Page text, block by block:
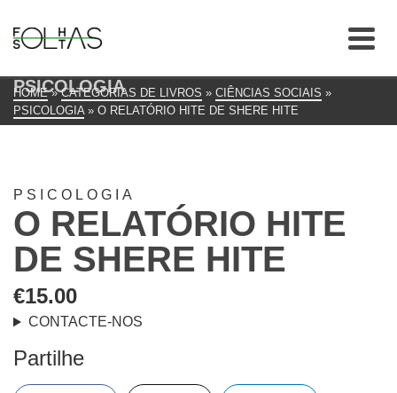
PSICOLOGIA
HOME » CATEGORIAS DE LIVROS » CIÊNCIAS SOCIAIS »
PSICOLOGIA » O RELATÓRIO HITE DE SHERE HITE
PSICOLOGIA
O RELATÓRIO HITE
DE SHERE HITE
€15.00
CONTACTE-NOS
Partilhe